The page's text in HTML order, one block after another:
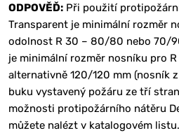
ODPOVĚĎ:Při použití
Transparent je minimální rozměr
odolnost R 30 – 80/80 nebo 70/
je minimální rozměr nosníku pro
alternativně 120/120 mm (nosník
buku vystavený požáru ze tří
možnosti protipožárního nátěru
můžete nalézt v katalogovém listu.